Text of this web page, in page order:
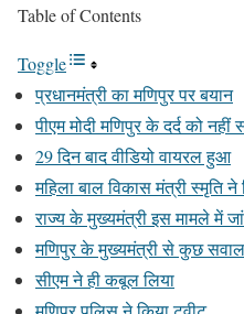
Table of Contents
Toggle
प्रधानमंत्री का मणिपुर पर बयान
पीएम मोदी मणिपुर के दर्द को नहीं
29 दिन बाद वीडियो वायरल हुआ
महिला बाल विकास मंत्री स्मृति ने
राज्य के मुख्यमंत्री इस मामले में
मणिपुर के मुख्यमंत्री से कुछ
सीएम ने ही कबूल लिया